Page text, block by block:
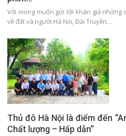
Với mong muốn gửi tới khán giả những
về đất và người Hà Nội, Đài Truyền…
Thủ đô Hà Nội là điểm đến
Chất lượng – Hấp dẫn”